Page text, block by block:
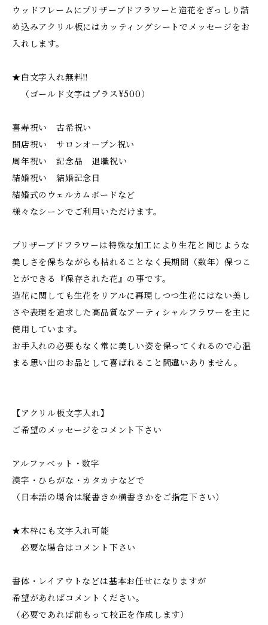
ウッドフレームにプリザーブドフラワーと造花をぎっしり詰
め込みアクリル板にはカッティングシートでメッセージをお
入れします。
★白文字入れ無料‼︎
（ゴールド文字はプラス¥500）
喜寿祝い 古希祝い
開店祝い サロンオープン祝い
周年祝い 記念品 退職祝い
結婚祝い 結婚記念日
結婚式のウェルカムボードなど
様々なシーンでご利用いただけます。
プリザーブドフラワーは特殊な加工により生花と同じような
美しさを保ちながらも枯れることなく長期間（数年）保つこ
とができる『保存された花』の事です。
造花に関しても生花をリアルに再現しつつ生花にはない美し
さや表現を追求した高品質なアーティシャルフラワーを主に
使用しています。
お手入れの必要もなく常に美しい姿を保ってくれるので心温
まる思い出のお品として喜ばれること間違いありません。
【アクリル板文字入れ】
ご希望のメッセージをコメント下さい
アルファベット・数字
漢字・ひらがな・カタカナなどで
（日本語の場合は縦書きか横書きかをご指定下さい）
★木枠にも文字入れ可能
必要な場合はコメント下さい
書体・レイアウトなどは基本お任せになりますが
希望があればコメントください。
（必要であれば前もって校正を作成します）